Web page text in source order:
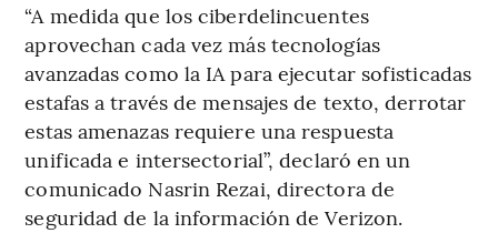
“A medida que los ciberdelincuentes
aprovechan cada vez más tecnologías
avanzadas como la IA para ejecutar sofisticadas
estafas a través de mensajes de texto, derrotar
estas amenazas requiere una respuesta
unificada e intersectorial”, declaró en un
comunicado Nasrin Rezai, directora de
seguridad de la información de Verizon.